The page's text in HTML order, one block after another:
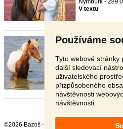
Používáme
Tyto webové stránky
další sledovací
uživatelského
přizpůsobeného
návštěvnosti
návštěvnosti.
Nymburk - 289
V textu
Tříletý
prodej ...
Praha - západ -
37 000 Kč
©2026 Bazoš -